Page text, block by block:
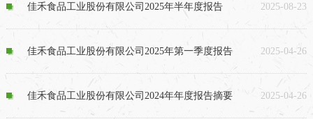
2025-08-23
佳禾食品工业股份有限公司2025年半年度报告
2025-04-26
佳禾食品工业股份有限公司2025年第一季度报告
2025-04-26
佳禾食品工业股份有限公司2024年年度报告摘要